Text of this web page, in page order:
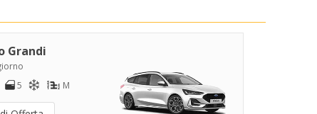
Grandi
5 M